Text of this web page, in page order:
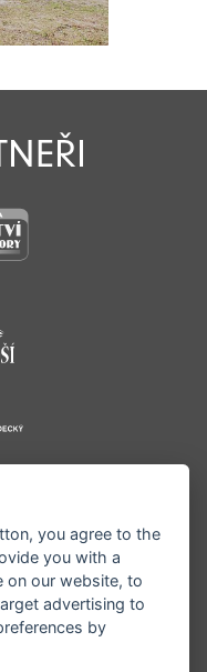
serveru
you agree to the
you with a
on our website, to
advertising to
by